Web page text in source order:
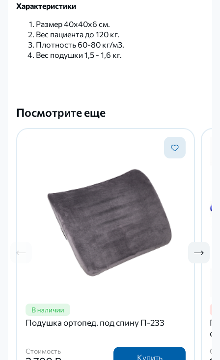
Характеристики
Размер 40х40х6 см.
Вес пациента до 120 кг.
Плотность 60-80 кг/м3.
Вес подушки 1,5 - 1,6 кг.
Посмотрите еще
Подушка ортопед. под спину П-233
Стоимость
Купить